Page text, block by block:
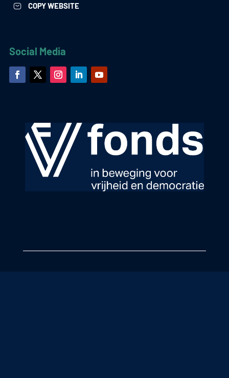
COPY WEBSITE
Social Media